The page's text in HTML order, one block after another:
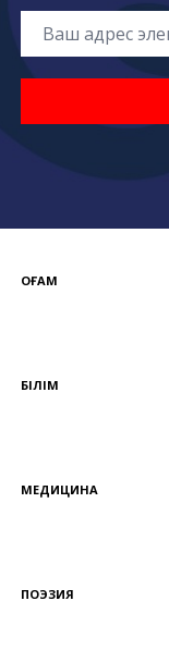
ҚОҒАМ
БІЛІМ
МЕДИЦИНА
ПОЭЗИЯ